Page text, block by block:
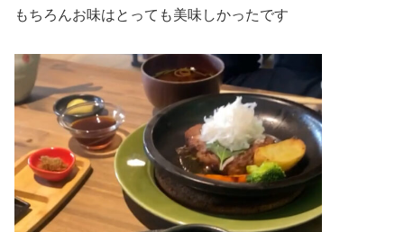
もちろんお味はとっても美味しかったです